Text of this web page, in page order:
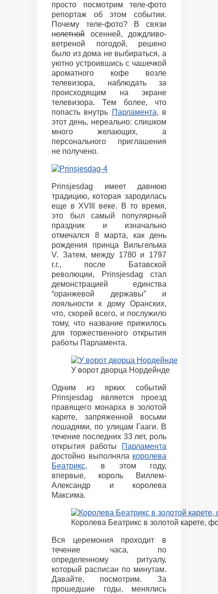
просто посмотрим теле-фото
репортаж об этом событии.
Почему теле-фото? В связи
нелетной осенней, дождливо-
ветреной погодой, решено
было из дома не выбираться, а
уютно устроившись с чашечкой
ароматного кофе возле
телевизора, наблюдать за
происходящим на экране
телевизора. Тем более, что
попасть внутрь Парламента, в
этот день, нереально: слишком
много желающих, а
персонального приглашения
не получено.
Prinsjesdag имеет давнюю
традицию, которая зародилась
еще в XVIII веке. В то время,
это был самый популярный
праздник и изначально
отмечался 8 марта, как день
рождения принца Вильгельма
V. Затем, между 1780 и 1797
г.г., после Батавской
революции, Prinsjesdag стал
демонстрацией единства
“оранжевой державы” и
лояльности к дому Оранских,
что, скорей всего, и послужило
тому, что название прижилось
для торжественного открытия
работы Парламента.
У ворот дворца Нордейнде
Одним из ярких событий
Prinsjesdag является проезд
правящего монарха в золотой
карете, запряженной восьми
лошадями, по улицам Гааги. В
течение последних 33 лет, роль
открытия работы
Парламента
достойно выполняла королева
Беатрикс, в этом году,
впервые, король Виллем-
Александр и королева
Максима.
Королева Беатрикс в золотой карете,
Вся церемония проходит в
течение часа, по
определенному ритуалу,
который расписан по минутам.
Давайте, посмотрим. За
прошедшие годы, менялись